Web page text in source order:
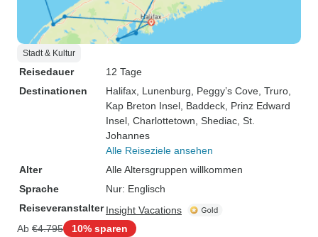
Stadt & Kultur
Reisedauer
12 Tage
Destinationen
Halifax , Lunenburg , Peggy’s Cove , Truro
Kap Breton Insel , Baddeck , Prinz Edward
Insel , Charlottetown , Shediac , St.
Johannes
Alle Reiseziele ansehen
Alter
Alle Altersgruppen willkommen
Sprache
Nur: Englisch
Reiseveranstalter Insight Vacations
Ab €4.795 10% sparen